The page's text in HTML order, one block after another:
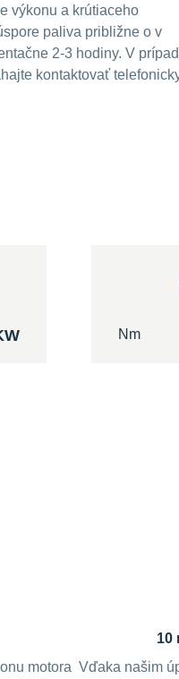
výkonu a krútiaceho
paliva približne o v
2-3 hodiny. V
kontaktovať
Nm
motora
10
Vďaka našim